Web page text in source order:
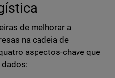
de melhorar a
na cadeia de
aspectos-chave que
dados: